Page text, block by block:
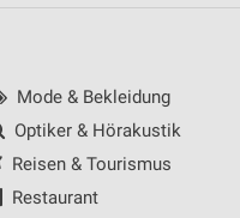
Mode & Bekleidung
Optiker & Hörakustik
Reisen & Tourismus
Restaurant